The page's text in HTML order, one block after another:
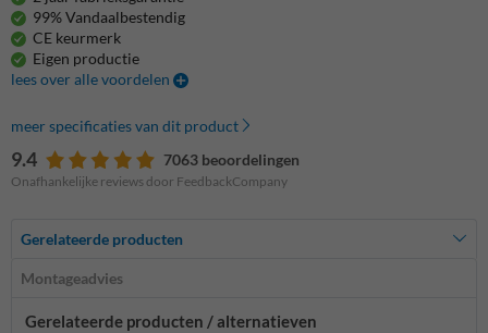
99% Vandaalbestendig
CE keurmerk
Eigen productie
lees over alle voordelen
meer specificaties van dit product
9.4 7063 beoordelingen
Onafhankelijke reviews door FeedbackCompany
Gerelateerde producten
Montageadvies
Gerelateerde producten / alternatieven